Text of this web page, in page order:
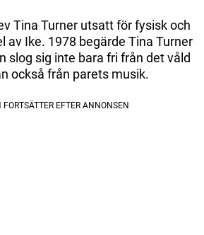
Tina Turner utsatt för fysisk och
av Ike. 1978 begärde Tina Turner
slog sig inte bara fri från det våld
också från parets musik.